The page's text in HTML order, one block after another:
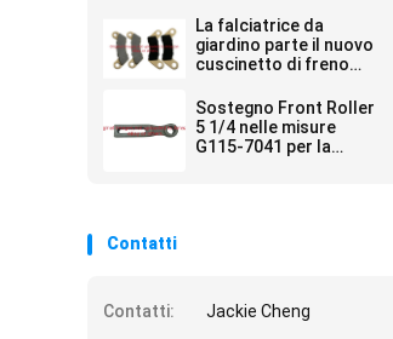
utilitario dell'operaio di
Toro
La falciatrice da
giardino parte il nuovo
cuscinetto di freno
4 misure Toro
Sostegno Front Roller
5 1/4 nelle misure
G115-7041 per la
Contatti
Contatti:
Jackie Cheng